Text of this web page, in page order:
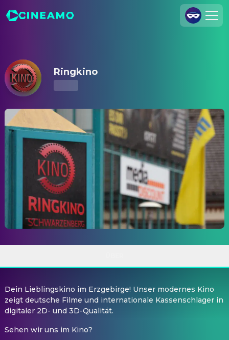
Impressum
Datenschutzerklärung
Datenschutzeinstellungen
Ringkino
Dein Lieblingskino im Erzgebirge! Unser modernes Kino
zeigt deutsche Filme und internationale Kassenschlager in
digitaler 2D- und 3D-Qualität.
Sehen wir uns im Kino?